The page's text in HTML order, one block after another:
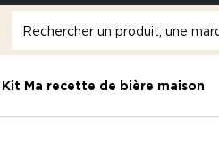
Kit Ma recette de bière maison